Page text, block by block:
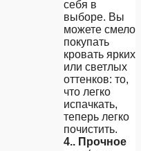
себя в
выборе. Вы
можете смело
покупать
кровать ярких
или светлых
оттенков: то,
что легко
испачкать,
теперь легко
почистить.
4.. Прочное